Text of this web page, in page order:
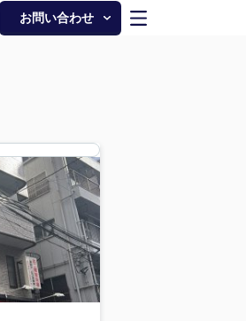
お問い合わせ